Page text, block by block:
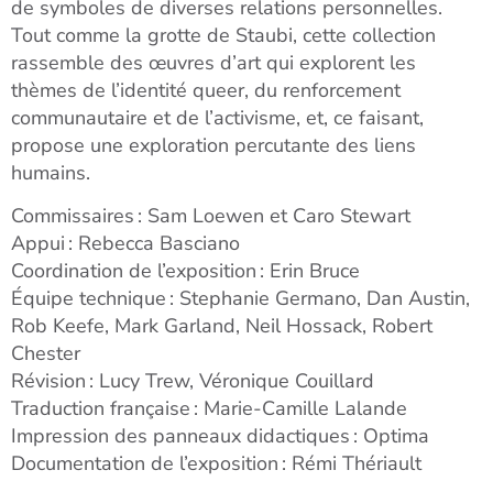
de symboles de diverses relations personnelles.
Tout comme la grotte de Staubi, cette collection
rassemble des œuvres d’art qui explorent les
thèmes de l’identité queer, du renforcement
communautaire et de l’activisme, et, ce faisant,
propose une exploration percutante des liens
humains.
Commissaires : Sam Loewen et Caro Stewart
Appui : Rebecca Basciano
Coordination de l’exposition : Erin Bruce
Équipe technique : Stephanie Germano, Dan Austin,
Rob Keefe, Mark Garland, Neil Hossack, Robert
Chester
Révision : Lucy Trew, Véronique Couillard
Traduction française : Marie-Camille Lalande
Impression des panneaux didactiques : Optima
Documentation de l’exposition : Rémi Thériault